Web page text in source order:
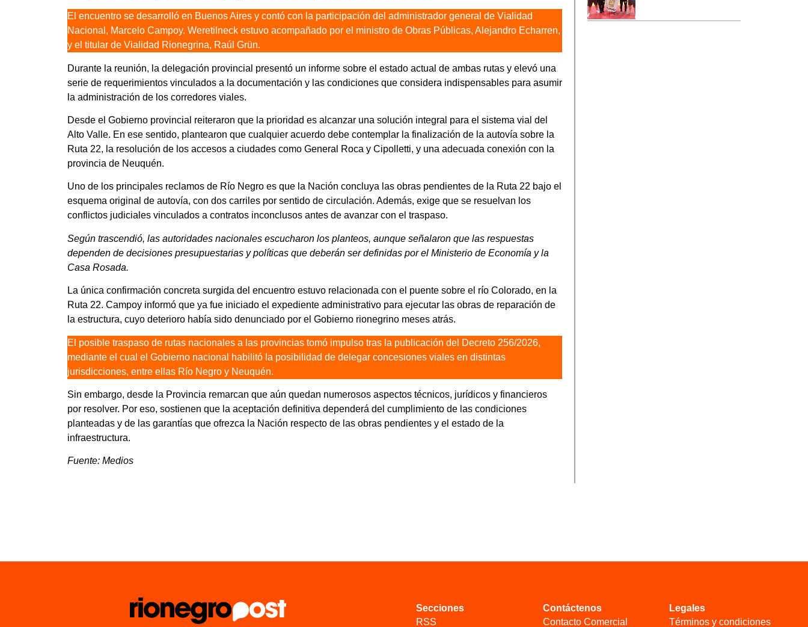
El encuentro se desarrolló en Buenos Aires y contó con la participación del administrador general de Vialidad
Nacional, Marcelo Campoy. Weretilneck estuvo acompañado por el ministro de Obras Públicas, Alejandro Echarren,
y el titular de Vialidad Rionegrina, Raúl Grün.
Durante la reunión, la delegación provincial presentó un informe sobre el estado actual de ambas rutas y elevó una
serie de requerimientos vinculados a la documentación y las condiciones que considera indispensables para asumir
la administración de los corredores viales.
Desde el Gobierno provincial reiteraron que la prioridad es alcanzar una solución integral para el sistema vial del
Alto Valle. En ese sentido, plantearon que cualquier acuerdo debe contemplar la finalización de la autovía sobre la
Ruta 22, la resolución de los accesos a ciudades como General Roca y Cipolletti, y una adecuada conexión con la
provincia de Neuquén.
Uno de los principales reclamos de Río Negro es que la Nación concluya las obras pendientes de la Ruta 22 bajo el
esquema original de autovía, con dos carriles por sentido de circulación. Además, exige que se resuelvan los
conflictos judiciales vinculados a contratos inconclusos antes de avanzar con el traspaso.
Según trascendió, las autoridades nacionales escucharon los planteos, aunque señalaron que las respuestas
dependen de decisiones presupuestarias y políticas que deberán ser definidas por el Ministerio de Economía y la
Casa Rosada.
La única confirmación concreta surgida del encuentro estuvo relacionada con el puente sobre el río Colorado, en la
Ruta 22. Campoy informó que ya fue iniciado el expediente administrativo para ejecutar las obras de reparación de
la estructura, cuyo deterioro había sido denunciado por el Gobierno rionegrino meses atrás.
El posible traspaso de rutas nacionales a las provincias tomó impulso tras la publicación del Decreto 256/2026,
mediante el cual el Gobierno nacional habilitó la posibilidad de delegar concesiones viales en distintas
jurisdicciones, entre ellas Río Negro y Neuquén.
Sin embargo, desde la Provincia remarcan que aún quedan numerosos aspectos técnicos, jurídicos y financieros
por resolver. Por eso, sostienen que la aceptación definitiva dependerá del cumplimiento de las condiciones
planteadas y de las garantías que ofrezca la Nación respecto de las obras pendientes y el estado de la
infraestructura.
Fuente: Medios
Secciones
RSS
Contáctenos
Contacto Comercial
Legales
Términos y condiciones